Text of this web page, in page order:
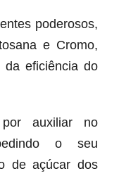
poderosos,
e Cromo,
eficiência do
auxiliar no
o seu
de açúcar dos